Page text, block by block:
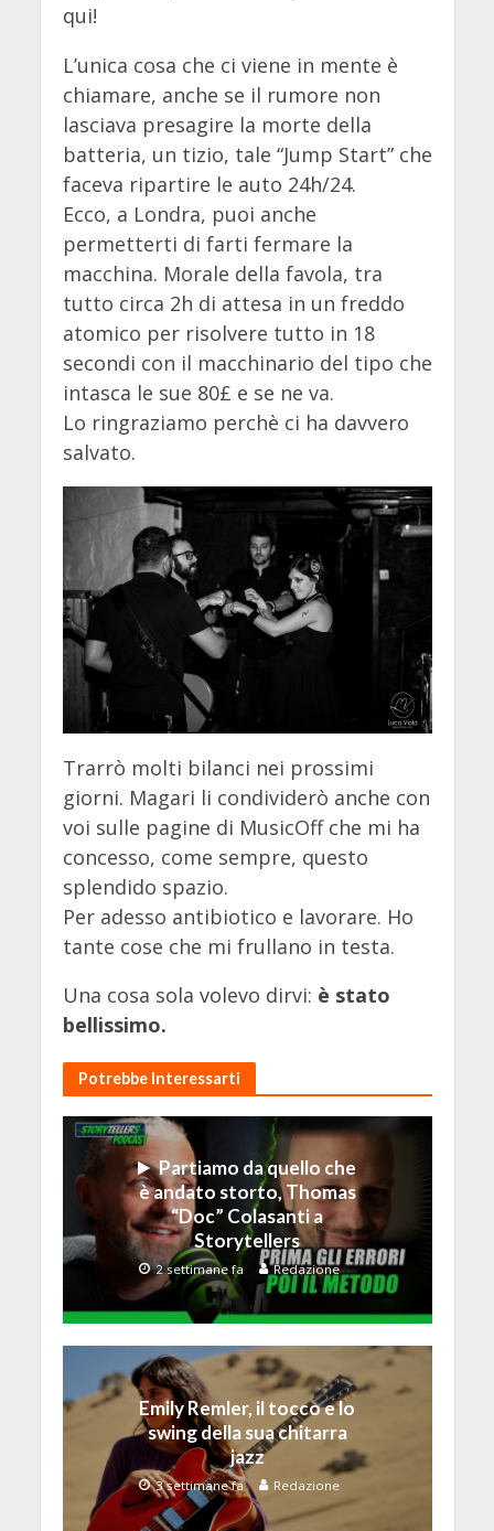
qui!
L’unica cosa che ci viene in mente è
chiamare, anche se il rumore non
lasciava presagire la morte della
batteria, un tizio, tale “Jump Start” che
faceva ripartire le auto 24h/24.
Ecco, a Londra, puoi anche
permetterti di farti fermare la
macchina. Morale della favola, tra
tutto circa 2h di attesa in un freddo
atomico per risolvere tutto in 18
secondi con il macchinario del tipo che
intasca le sue 80£ e se ne va.
Lo ringraziamo perchè ci ha davvero
salvato.
Trarrò molti bilanci nei prossimi
giorni. Magari li condividerò anche con
voi sulle pagine di MusicOff che mi ha
concesso, come sempre, questo
splendido spazio.
Per adesso antibiotico e lavorare. Ho
tante cose che mi frullano in testa.
Una cosa sola volevo dirvi: è stato
bellissimo.
Potrebbe Interessarti
Partiamo da quello che
è andato storto, Thomas
“Doc” Colasanti a
Storytellers
2 settimane fa Redazione
Emily Remler, il tocco e lo
swing della sua chitarra
jazz
3 settimane fa Redazione